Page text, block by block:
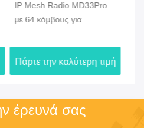
MD33Pro Ραδιοφωνικό
δίκτυο IP αέρα-εδάφους με
Πάρτε την καλύτερη τιμή
έρευνά σας